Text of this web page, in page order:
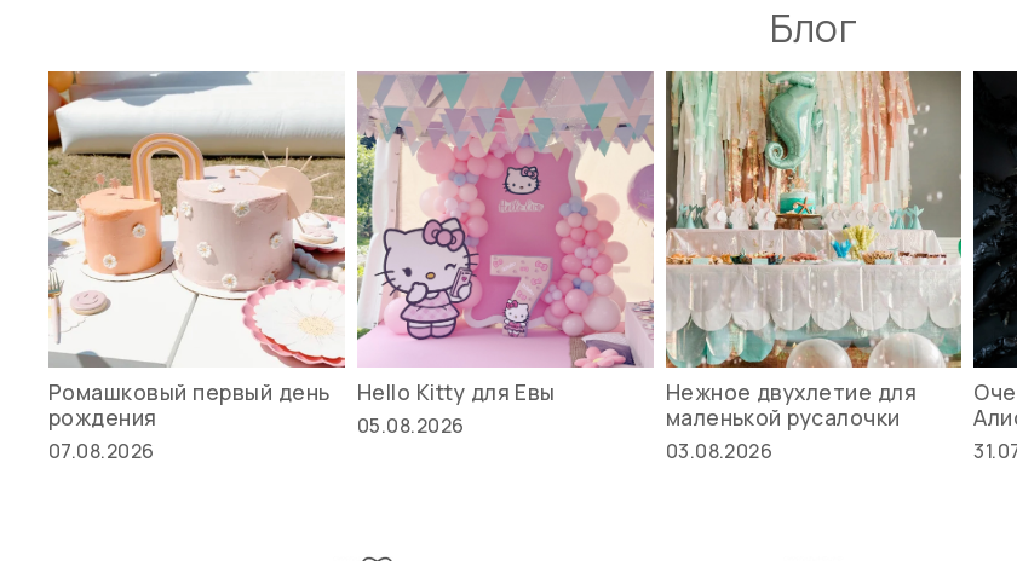
Блог
Ромашковый первый день
рождения
07.08.2026
Hello Kitty для Евы
05.08.2026
Нежное двухлетие для
маленькой русалочки
03.08.2026